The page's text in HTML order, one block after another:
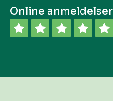
Online anmeldelser